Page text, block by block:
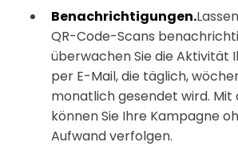
Benachrichtigungen.
QR-Code-Scans
überwachen Sie die Aktivität
per E-Mail, die täglich,
monatlich gesendet wird. Mit
können Sie Ihre Kampagne
Aufwand verfolgen.